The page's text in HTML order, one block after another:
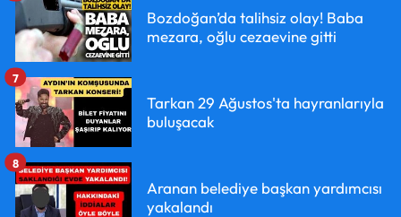
Bozdoğan’da talihsiz olay! Baba
mezara, oğlu cezaevine gitti
Tarkan 29 Ağustos'ta hayranlarıyla
buluşacak
7
Aranan belediye başkan yardımcısı
yakalandı
8